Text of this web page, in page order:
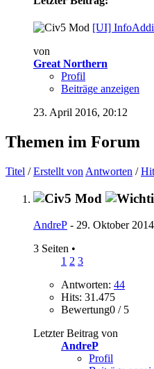
[UI]
von
Great Northern
Profil
Beiträge anzeigen
23. April 2016, 20:12
Themen im Forum
Titel /Erstellt von Antworten /
AndreP - 29. Oktober
3 Seiten •
1 2 3
Antworten: 44
Hits: 31.475
Bewertung0 / 5
Letzter Beitrag von
AndreP
Profil